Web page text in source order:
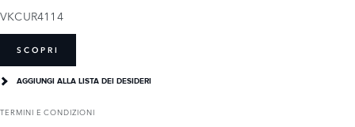
VKCUR4114
SCOPRI
AGGIUNGI ALLA LISTA DEI DESIDERI
TERMINI E CONDIZIONI